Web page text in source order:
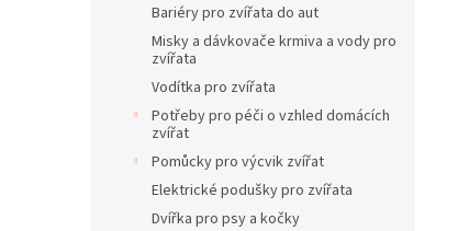
Bariéry pro zvířata do aut
Misky a dávkovače krmiva a vody pro
zvířata
Vodítka pro zvířata
Potřeby pro péči o vzhled domácích
zvířat
Pomůcky pro výcvik zvířat
Elektrické podušky pro zvířata
Dvířka pro psy a kočky